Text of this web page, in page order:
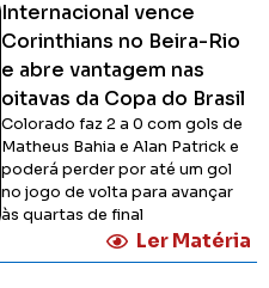
Internacional vence
Corinthians no Beira-Rio
e abre vantagem nas
oitavas da Copa do Brasil
Colorado faz 2 a 0 com gols de
Matheus Bahia e Alan Patrick e
poderá perder por até um gol
no jogo de volta para avançar
às quartas de final
Ler Matéria